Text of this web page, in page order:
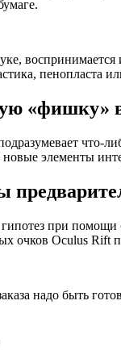
пенопласта
«фишку»
что-
новые элементы
при помощи
очков Oculus Rift
надо быть